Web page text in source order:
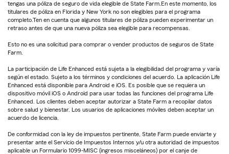
tengas una póliza de seguro de vida elegible de State Farm.En este momento, los
titulares de póliza en Florida y New York no son elegibles para el programa
completo.Ten en cuenta que algunos titulares de póliza pueden experimentar un
retraso antes de que una nueva póliza sea elegible para recompensas.
Esto no es una solicitud para comprar o vender productos de seguros de State
Farm.
La participación de Life Enhanced está sujeta a la elegibilidad del programa y varía
según el estado. Sujeto a los términos y condiciones del acuerdo. La aplicación Life
Enhanced está disponible para Android e iOS. Es posible que se requiera un
dispositivo móvil iOS o Android para usar todas las funciones del programa Life
Enhanced. Los clientes deben aceptar autorizar a State Farm a recopilar datos
sobre salud y bienestar. Los usuarios de aplicaciones móviles deben aceptar un
acuerdo de licencia.
De conformidad con la ley de impuestos pertinente, State Farm puede enviarte y
presentar ante el Servicio de Impuestos Internos y/u otra autoridad de impuestos
aplicable un Formulario 1099-MISC (ingresos misceláneos) por el canje de